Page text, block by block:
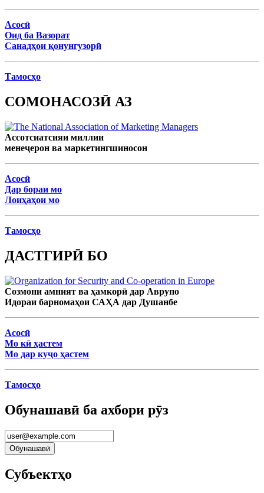
Асосӣ
Оид ба Вазорат
Санадҳои қонунгузорӣ
Тамосҳо
СОМОНАСОЗӢ АЗ
Ассотсиатсияи миллии
менеҷерон ва маркетингшиносон
Асосӣ
Дар бораи мо
Лоиҳаҳои мо
Тамосҳо
ДАСТГИРӢ БО
Созмони амният ва ҳамкорӣ дар Аврупо
Идораи барномаҳои САҲА дар Душанбе
Асосӣ
Мо кӣ ҳастем
Мо дар куҷо ҳастем
Тамосҳо
Обунашавӣ ба ахбори рӯз
Субъектҳо